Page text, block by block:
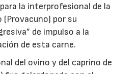
la interprofesional de la
(Provacuno) por su
de impulso a la
de esta carne.
del ovino y del caprino de